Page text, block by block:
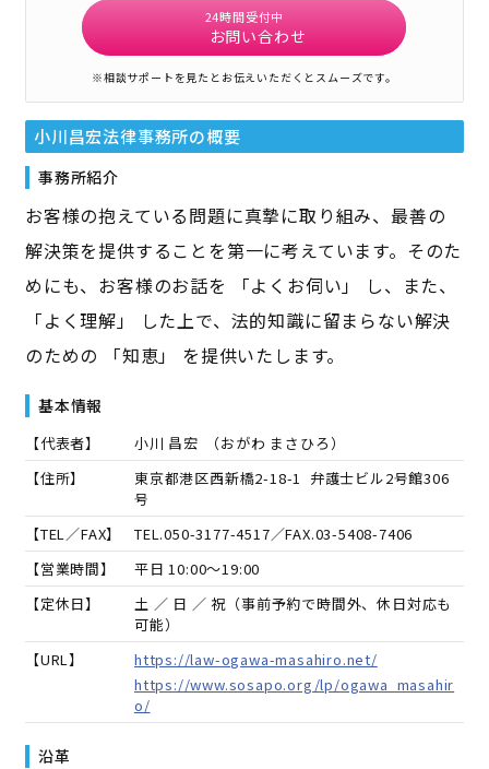
24時間受付中
お問い合わせ
※相談サポートを見たとお伝えいただくとスムーズです。
小川昌宏法律事務所の概要
事務所紹介
お客様の抱えている問題に真摯に取り組み、最善の
解決策を提供することを第一に考えています。そのた
めにも、お客様のお話を 「よくお伺い」 し、また、
「よく理解」 した上で、法的知識に留まらない解決
のための 「知恵」 を提供いたします。
基本情報
【代表者】 小川 昌宏 （おがわ まさひろ）
【住所】
東京都港区西新橋2-18-1 弁護士ビル2号館306
号
【TEL／FAX】
TEL.050-3177-4517／FAX.03-5408-7406
【営業時間】
平日 10:00～19:00
【定休日】
土 ／ 日 ／ 祝（事前予約で時間外、休日対応も
可能）
【URL】
https://law-ogawa-masahiro.net/
https://www.sosapo.org/lp/ogawa_masahir
o/
沿革